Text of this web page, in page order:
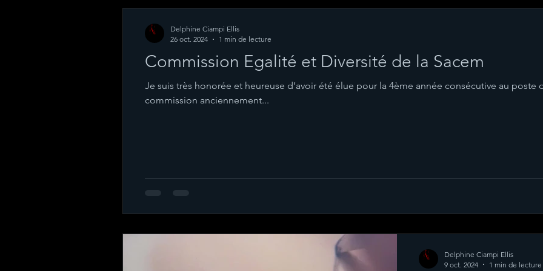
Commission Egalité et Diversité de la Sacem
Je suis très honorée et heureuse d’avoir été élue pour la 4ème année consécutive au poste
commission anciennement...
Delphine Ciampi Ellis
26 oct. 2024
1 min de lecture
Delphine Ciampi Ellis
9 oct. 2024
1 min de lecture